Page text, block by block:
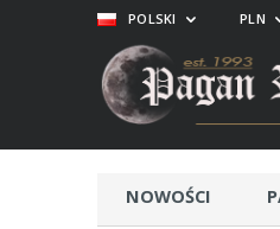
NOWOŚCI
POLSKI PLN